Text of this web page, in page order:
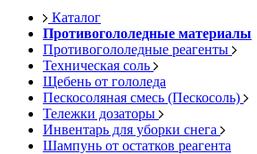
Каталог
Противогололедные материалы
Противогололедные реагенты
Техническая соль
Щебень от гололеда
Пескосоляная смесь (Пескосоль)
Тележки дозаторы
Инвентарь для уборки снега
Шампунь от остатков реагента